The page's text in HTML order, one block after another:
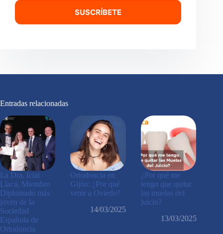
SUSCRÍBETE
Entradas relacionadas
La Dra. Iciar
Llaca, Miembro
Diplomado más
joven de la
Sociedad
Española de
Ortodoncia
Ortodoncia en
Gijón: ¿Por qué
venir a Oviedo?
14/03/2025
¿Por qué me
tengo que quitar
las muelas del
juicio?
13/03/2025